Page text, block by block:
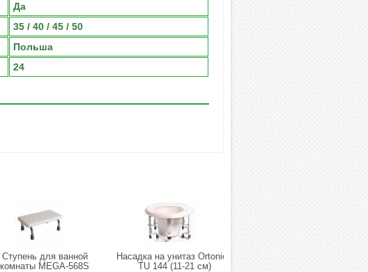
Да
35 / 40 / 45 / 50
Польша
24
Ступень для ванной
комнаты MEGA-568S
Насадка на унитаз Ortonica
TU 144 (11-21 см)